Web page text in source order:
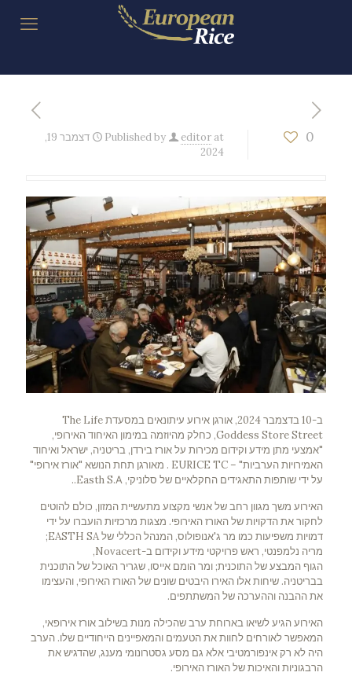
0
Published by editor at
דצמבר 19,
2024
ב-10 בדצמבר 2024, אורגן אירוע עיתונאים במסעדת The Life
Goddess Store Street, כחלק מהיוזמה במימון האיחוד האירופי,
"אמצעי מתן מידע וקידום מכירות על אורז בירדן, בריטניה, ישראל ואיחוד
האמירויות הערביות" – EURICE TC . מאורגן תחת הנושא "אורז אירופי"
על ידי שותפות התאגידים החקלאיים של סלוניקי, Easth S.Α..
האירוע משך מגוון רחב של אנשי מקצוע מתעשיית המזון, כולם להוטים
לחקור את הדקויות של האורז האירופי. מצגות מרכזיות הועברו על ידי
דמויות משפיעות כמו מר ג'אנופולוס, המנהל הכללי של EASTH SA;
מריה נלמפנטי, ראש פרויקטי מידע וקידום ב-Novacert,
הגוף המבצע של התוכנית; ומר הומם אייסו, שגריר האוכל של התוכנית
בבריטניה. שיחות אלו האירו היבטים שונים של האורז האירופי, והעצימו
את ההבנה וההערכה של המשתתפים.
האירוע הגיע לשיאו בארוחת ערב שהכילה מנות בשילוב אורז אירופאי,
המאפשר לאורחים לחוות את הטעמים והמאפיינים הייחודיים שלו. הערב
היה לא רק אינפורמטיבי אלא גם מסע גסטרונומי מענג, שהדגיש את
הרבגוניות והאיכות של האורז האירופי.